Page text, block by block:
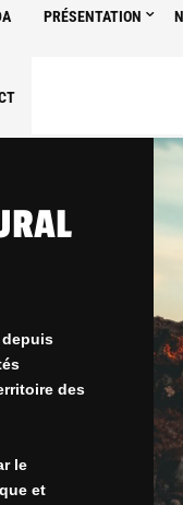
PRÉSENTATION
depuis
des
le
et